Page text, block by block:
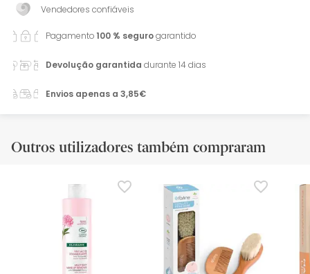
Vendedores confiáveis
Pagamento100 % segurogarantido
Devolução garantida durante 14 dias
Envios apenas a 3,85€
Outros utilizadores também compraram